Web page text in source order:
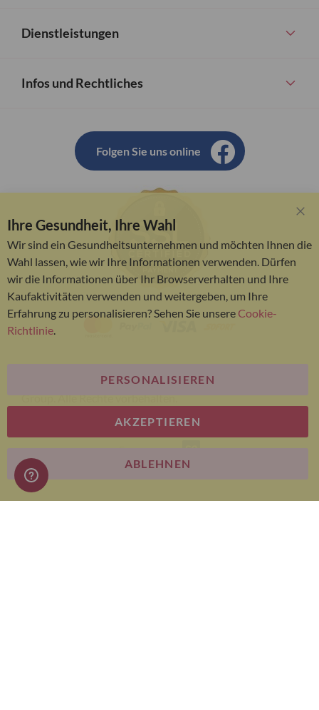
Dienstleistungen
Infos und Rechtliches
Folgen Sie uns online
© Bariatric Advantage® ist eine Marke der Metagenics
Group. Alle Rechte vorbehalten.
E-commerce
Bar
Ihre Gesundheit, Ihre Wahl
Wir sind ein Gesundheitsunternehmen und möchten Ihnen die
Wahl lassen, wie wir Ihre Informationen verwenden. Dürfen
wir die Informationen über Ihr Browserverhalten und Ihre
Kaufaktivitäten verwenden und weitergeben, um Ihre
Erfahrung zu personalisieren? Sehen Sie unsereCookie-
Richtlinie.
AKZEPTIEREN
PERSONALISIEREN
ABLEHNEN